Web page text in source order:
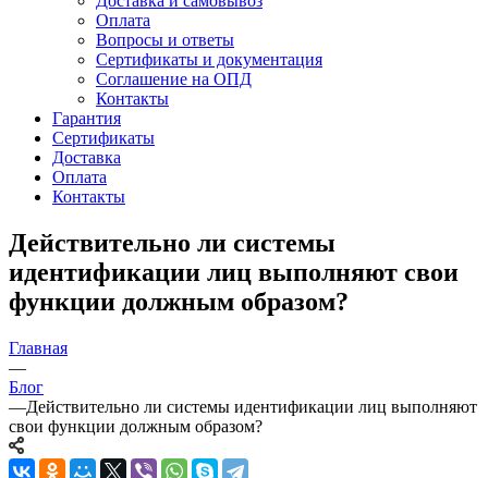
Оплата
Вопросы и ответы
Сертификаты и документация
Соглашение на ОПД
Контакты
Гарантия
Сертификаты
Доставка
Оплата
Контакты
Действительно ли системы
идентификации лиц выполняют свои
функции должным образом?
Главная
—
Блог
—Действительно ли системы идентификации лиц выполняют
свои функции должным образом?